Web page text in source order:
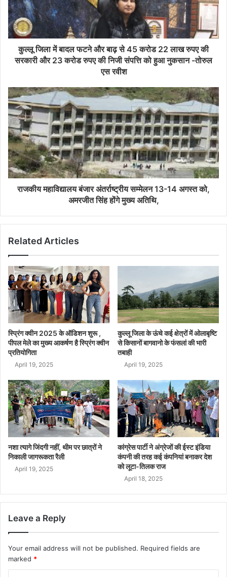
कुल्लू जिला में बादल फटने और बाढ़ से 45 करोड 22 लाख रुपए की
सरकारी और 23 करोड रुपए की निजी संपत्ति को हुआ नुकसान -तोरुल
एस रवीश
राजकीय महाविद्यालय बंजार अंतर्राष्ट्रीय सम्मेलन 13-14 अगस्त को,
अमरजीत सिंह होंगे मुख्य अतिथि,
Related Articles
स्प्रिंग क्वीन 2025 के ऑडिशन शुरू ,
पीपल मेले का मुख्य आकर्षण है स्प्रिंग क्वीन
प्रतियोगिता
April 19, 2025
कुल्लू जिला के ऊंचे कई क्षेत्रों में ओलाबृष्टि
से किसानों बागवानो के फंसलां की भारी
तबाही
April 19, 2025
नशा त्यागे जिंदगी नहीं, थीम पर छात्रों ने
निकाली जागरूकता रैली
April 19, 2025
कांग्रेस पार्टी ने अंग्रेजों की ईस्ट इंडिया
कंपनी की तरह कई कंपनियां बनाकर देश
को लूटा-तिलक राज
April 18, 2025
Leave a Reply
Your email address will not be published. Required fields are
marked *